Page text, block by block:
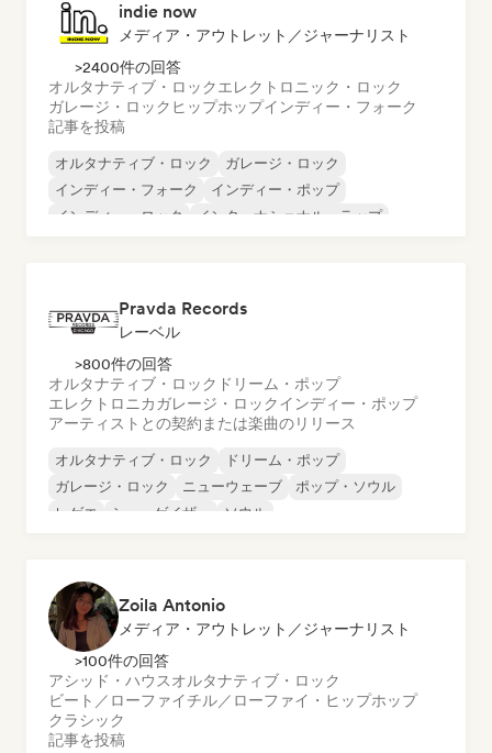
indie now
メディア・アウトレット／ジャーナリスト
>2400件の回答
オルタナティブ・ロックエレクトロニック・ロック
ガレージ・ロック ヒップホップインディー・フォーク
記事を投稿
オルタナティブ・ロック
ガレージ・ロック
インディー・フォーク
インディー・ポップ
インディー・ロック
インターナショナル・ラップ
Pravda Records
レーベル
>800件の回答
オルタナティブ・ロック ドリーム・ポップ
エレクトロニカガレージ・ロックインディー・ポップ
アーティストとの契約または楽曲のリリース
オルタナティブ・ロック
ドリーム・ポップ
ガレージ・ロック
ニューウェーブ
ポップ・ソウル
レゲエ
シューゲイザー ソウル
Zoila Antonio
メディア・アウトレット／ジャーナリスト
>100件の回答
アシッド・ハウスオルタナティブ・ロック
ビート／ローファイチル／ローファイ・ヒップホップ
クラシック
記事を投稿